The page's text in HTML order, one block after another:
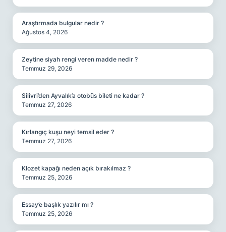
Araştırmada bulgular nedir ?
Ağustos 4, 2026
Zeytine siyah rengi veren madde nedir ?
Temmuz 29, 2026
Silivri’den Ayvalık’a otobüs bileti ne kadar ?
Temmuz 27, 2026
Kırlangıç kuşu neyi temsil eder ?
Temmuz 27, 2026
Klozet kapağı neden açık bırakılmaz ?
Temmuz 25, 2026
Essay’e başlık yazılır mı ?
Temmuz 25, 2026